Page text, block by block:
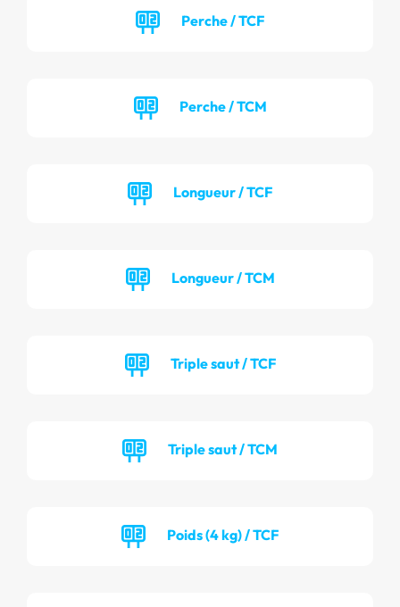
Perche / TCF
Perche / TCM
Longueur / TCF
Longueur / TCM
Triple saut / TCF
Triple saut / TCM
Poids (4 kg) / TCF